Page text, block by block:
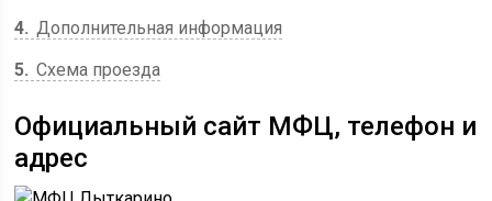
4 Дополнительная информация
5 Схема проезда
Официальный сайт МФЦ, телефон и
адрес